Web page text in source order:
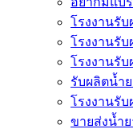
โรงงานรั
โรงงานรั
โรงงานรั
รับผลิตน้ำ
โรงงานรั
ขายส่งน้ำ